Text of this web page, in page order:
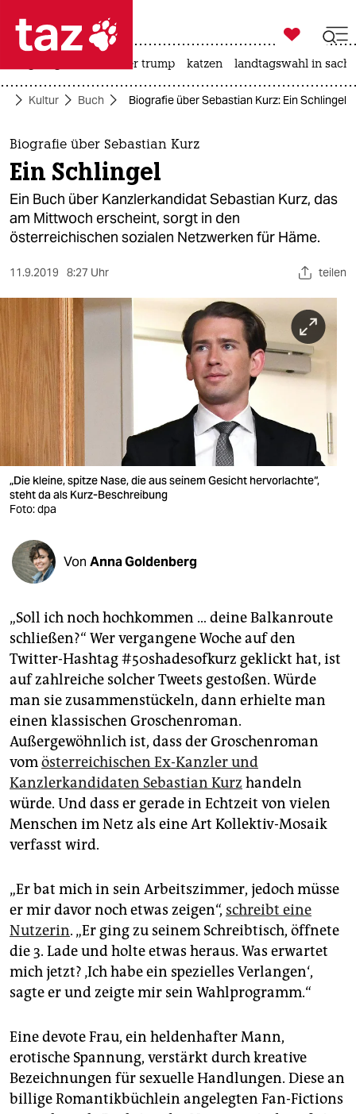
 taz zahl ich
taz zahl ich
themen
politik
öko
sport
berlin
nord
wahrheit
verlag
verlag
shop
fragen & hilfe
unterstützen
abo
genossenschaft
epaper login

taz zahl ich
usa unter trump katzen landtagswahl in
Kultur Buch Biografie über Sebastian Kurz: Ein Schlingel
Biografie über Sebastian Kurz
Ein Schlingel
Ein Buch über Kanzlerkandidat Sebastian Kurz, das
am Mittwoch erscheint, sorgt in den
österreichischen sozialen Netzwerken für Häme.
11.9.2019 8:27 Uhr teilen
„Die kleine, spitze Nase, die aus seinem Gesicht hervorlachte“,
steht da als Kurz-Beschreibung
Foto: dpa
Von Anna Goldenberg
„Soll ich noch hochkommen … deine Balkanroute
schließen?“ Wer vergangene Woche auf den
Twitter-Hashtag #50shadesofkurz geklickt hat, ist
auf zahlreiche solcher Tweets gestoßen. Würde
man sie zusammenstückeln, dann erhielte man
einen klassischen Groschenroman.
Außergewöhnlich ist, dass der Groschenroman
vomösterreichischen Ex-Kanzler und
Kanzlerkandidaten Sebastian Kurz handeln
würde. Und dass er gerade in Echtzeit von vielen
Menschen im Netz als eine Art Kollektiv-Mosaik
verfasst wird.
„Er bat mich in sein Arbeitszimmer, jedoch müsse
er mir davor noch etwas zeigen“, schreibt eine
Nutzerin. „Er ging zu seinem Schreibtisch, öffnete
die 3. Lade und holte etwas heraus. Was erwartet
mich jetzt? ‚Ich habe ein spezielles Verlangen‘,
sagte er und zeigte mir sein Wahlprogramm.“
Eine devote Frau, ein heldenhafter Mann,
erotische Spannung, verstärkt durch kreative
Bezeichnungen für sexuelle Handlungen. Diese an
billige Romantikbüchlein angelegten Fan-Fictions